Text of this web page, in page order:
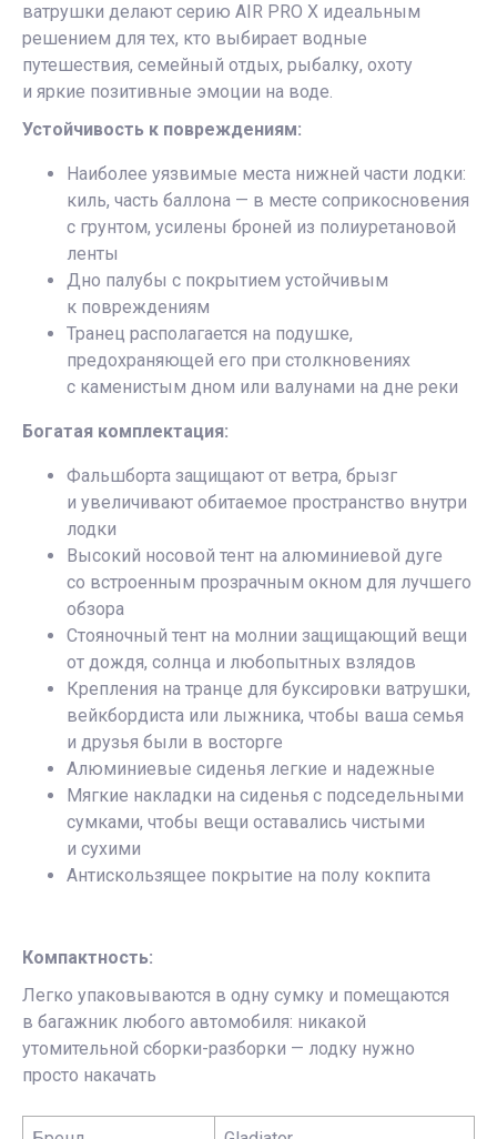
ватрушки делают серию AIR PRO X идеальным
решением для тех, кто выбирает водные
путешествия, семейный отдых, рыбалку, охоту
и яркие позитивные эмоции на воде.
Устойчивость к повреждениям:
Наиболее уязвимые места нижней части лодки:
киль, часть баллона — в месте соприкосновения
с грунтом, усилены броней из полиуретановой
ленты
Дно палубы с покрытием устойчивым
к повреждениям
Транец располагается на подушке,
предохраняющей его при столкновениях
с каменистым дном или валунами на дне реки
Богатая комплектация:
Фальшборта защищают от ветра, брызг
и увеличивают обитаемое пространство внутри
лодки
Высокий носовой тент на алюминиевой дуге
со встроенным прозрачным окном для лучшего
обзора
Стояночный тент на молнии защищающий вещи
от дождя, солнца и любопытных взлядов
Крепления на транце для буксировки ватрушки,
вейкбордиста или лыжника, чтобы ваша семья
и друзья были в восторге
Алюминиевые сиденья легкие и надежные
Мягкие накладки на сиденья с подседельными
сумками, чтобы вещи оставались чистыми
и сухими
Антискользящее покрытие на полу кокпита
Компактность:
Легко упаковываются в одну сумку и помещаются
в багажник любого автомобиля: никакой
утомительной сборки-разборки — лодку нужно
просто накачать